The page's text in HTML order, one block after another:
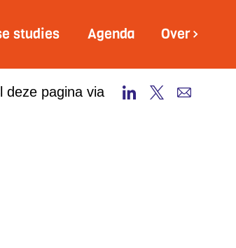
studies Agenda Over
deze pagina via